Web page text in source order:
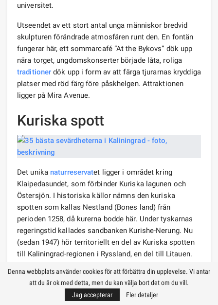
universitet.
Utseendet av ett stort antal unga människor bredvid
skulpturen förändrade atmosfären runt den. En fontän
fungerar här, ett sommarcafé ”At the Bykovs” dök upp
nära torget, ungdomskonserter började låta, roliga
traditioner dök upp i form av att färga tjurarnas kryddiga
platser med röd färg före påskhelgen. Attraktionen
ligger på Mira Avenue.
Kuriska spott
Det unika naturreservatet ligger i området kring
Klaipedasundet, som förbinder Kuriska lagunen och
Östersjön. I historiska källor nämns den kuriska
spotten som kallas Nestland (Bones land) från
perioden 1258, då kurerna bodde här. Under tyskarnas
regeringstid kallades sandbanken Kurishe-Nerung. Nu
(sedan 1947) hör territoriellt en del av Kuriska spotten
till Kaliningrad-regionen i Ryssland, en del till Litauen.
Längden på landremsan är 98 km. Bredden på den
bredaste sektionen är 3,8 km, den smalaste är bara 400
m. Ungefär hälften av spetsens längd tillhör Ryssland.
Denna webbplats använder cookies för att förbättra din upplevelse. Vi antar
att du är ok med detta, men du kan välja bort det om du vill.
Jag accepterar
Fler detaljer